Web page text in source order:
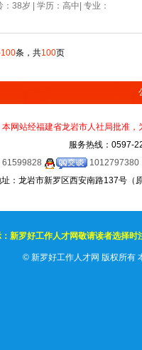
： 38岁 | 学历：高中| 专业：
条，共100页
本网站经福建省龙岩市人社局批准
服务热线：0597-
61599828
1012797380
：龙岩市新罗区西安南路137号（
新罗好工作人才网敬请读者选择
© 新罗好工作人才网 版权所有